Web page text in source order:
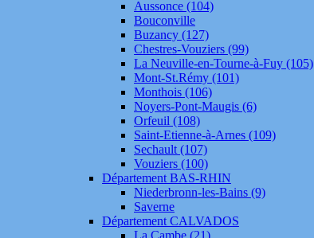
Aussonce (104)
Bouconville
Buzancy (127)
Chestres-Vouziers (99)
La Neuville-en-Tourne-à-Fuy (105)
Mont-St.Rémy (101)
Monthois (106)
Noyers-Pont-Maugis (6)
Orfeuil (108)
Saint-Etienne-à-Arnes (109)
Sechault (107)
Vouziers (100)
Département BAS-RHIN
Niederbronn-les-Bains (9)
Saverne
Département CALVADOS
La Cambe (21)